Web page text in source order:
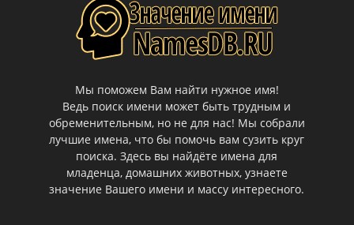
Мы поможем Вам найти нужное имя!
Ведь поиск имени может быть трудным и
обременительным, но не для нас! Мы собрали
лучшие имена, что бы помочь вам сузить круг
поиска. Здесь вы найдёте имена для
младенца, домашних животных, узнаете
значение Вашего имени и массу интересного.